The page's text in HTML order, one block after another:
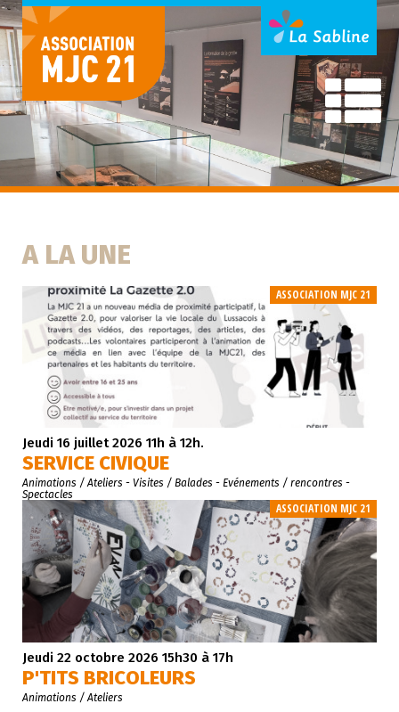
A LA UNE
ASSOCIATION MJC 21
Jeudi 16 juillet 2026 11h à 12h.
SERVICE CIVIQUE
Animations / Ateliers - Visites / Balades - Evénements / rencontres -
Spectacles
ASSOCIATION MJC 21
Jeudi 22 octobre 2026 15h30 à 17h
P'TITS BRICOLEURS
Animations / Ateliers